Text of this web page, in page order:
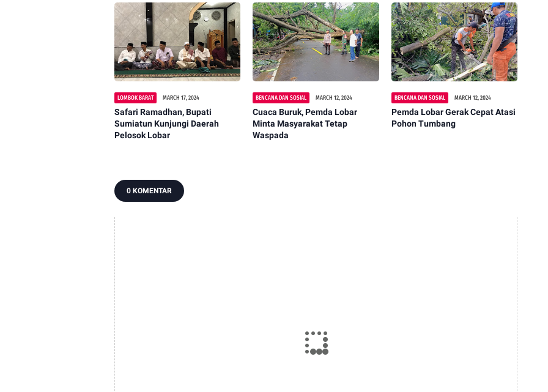
LOMBOK BARAT MARCH 17, 2024
Safari Ramadhan, Bupati
Sumiatun Kunjungi Daerah
Pelosok Lobar
BENCANA DAN SOSIAL MARCH 12, 2024
Cuaca Buruk, Pemda Lobar
Minta Masyarakat Tetap
Waspada
BENCANA DAN SOSIAL MARCH 12, 2024
Pemda Lobar Gerak Cepat Atasi
Pohon Tumbang
0 KOMENTAR